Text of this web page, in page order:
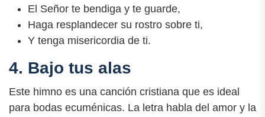
El Señor te bendiga y te guarde,
Haga resplandecer su rostro sobre ti,
Y tenga misericordia de ti.
4. Bajo tus alas
Este himno es una canción cristiana que es ideal
para bodas ecuménicas. La letra habla del amor y la